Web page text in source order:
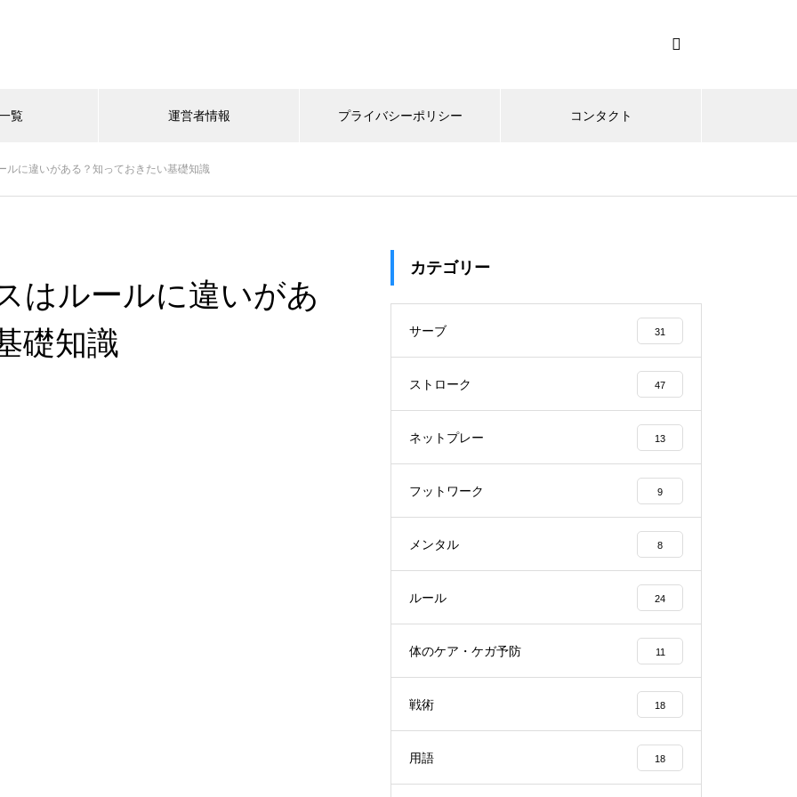
覧 運営者情報 プライバシーポリシー コンタクト
ルに違いがある？知っておきたい基礎知識
はルールに違いがあ
礎知識
カテゴリー
サーブ 31
ストローク 47
ネットプレー 13
フットワーク 9
メンタル 8
ルール 24
体のケア・ケガ予防 11
戦術 18
用語 18